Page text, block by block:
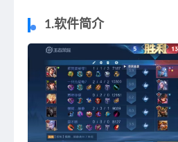
1.软件简介